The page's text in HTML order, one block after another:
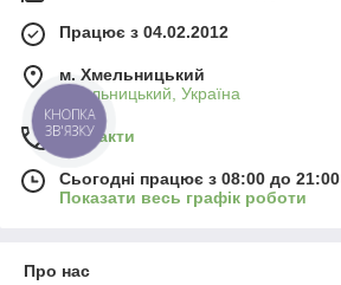
Працює з 04.02.2012
м. Хмельницький
Хмельницький, Україна
Контакти
Сьогодні працює з 08:00 до 21:00
Показати весь графік роботи
Про нас
КНОПКА
ЗВ'ЯЗКУ